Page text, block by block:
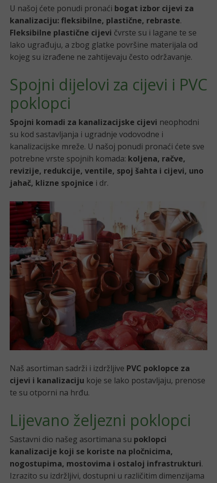
U našoj ćete ponudi pronaći bogat izbor cijevi za
kanalizaciju: fleksibilne, plastične, rebraste.
Fleksibilne plastične cijevi čvrste su i lagane te se
lako ugrađuju, a zbog glatke površine materijala od
kojeg su izrađene ne zahtijevaju često održavanje.
Spojni dijelovi za cijevi i PVC
poklopci
Spojni komadi za kanalizacijske cijevi neophodni
su kod sastavljanja i ugradnje vodovodne i
kanalizacijske mreže. U našoj ponudi pronaći ćete sve
potrebne vrste spojnih komada: koljena, račve,
revizije, redukcije, ventile, spoj šahta i cijevi, uno
jahač, klizne spojnice i dr.
Naš asortiman sadrži i izdržljive PVC poklopce za
cijevi i kanalizaciju koje se lako postavljaju, prenose
te su otporni na hrđu.
Lijevano željezni poklopci
Sastavni dio našeg asortimana su poklopci
kanalizacije koji se koriste na pločnicima,
nogostupima, mostovima i ostaloj infrastrukturi.
Izrazito su izdržljivi, dostupni u različitim dimenzijama